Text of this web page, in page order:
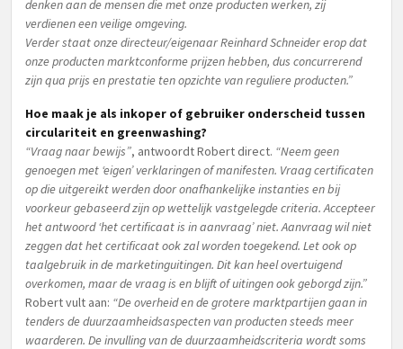
denken aan de mensen die met onze producten werken, zij
verdienen een veilige omgeving.
Verder staat onze directeur/eigenaar Reinhard Schneider erop dat
onze producten marktconforme prijzen hebben, dus concurrerend
zijn qua prijs en prestatie ten opzichte van reguliere producten.”
Hoe maak je als inkoper of gebruiker onderscheid tussen
circulariteit en greenwashing?
“Vraag naar bewijs”, antwoordt Robert direct. “Neem geen
genoegen met ‘eigen’ verklaringen of manifesten. Vraag certificaten
op die uitgereikt werden door onafhankelijke instanties en bij
voorkeur gebaseerd zijn op wettelijk vastgelegde criteria. Accepteer
het antwoord ‘het certificaat is in aanvraag’ niet. Aanvraag wil niet
zeggen dat het certificaat ook zal worden toegekend. Let ook op
taalgebruik in de marketinguitingen. Dit kan heel overtuigend
overkomen, maar de vraag is en blijft of uitingen ook geborgd zijn.”
Robert vult aan: “De overheid en de grotere marktpartijen gaan in
tenders de duurzaamheidsaspecten van producten steeds meer
waarderen. De invulling van de duurzaamheidscriteria wordt soms